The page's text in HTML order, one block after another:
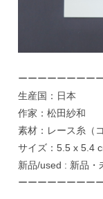
ーーーーーーーー
生産国：日本
作家：松田紗和
素材：レース糸（
サイズ：5.5 x 5.4
新品/used : 新品・
ーーーーーーーー